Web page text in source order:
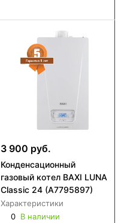
3 900 руб.
Конденсационный
газовый котел BAXI LUNA
Classic 24 (A7795897)
Характеристики
0 В наличии